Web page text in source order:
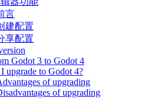
言
建配置
享配置
Godot 3 to Godot 4
upgrade to Godot 4?
of upgrading
of upgrading